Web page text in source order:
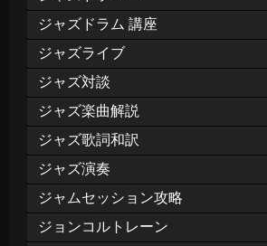
ジャズドラム 講座
ジャズライブ
ジャズ対談
ジャズ楽曲解説
ジャズ歌詞和訳
ジャズ演奏
ジャムセッション攻略
ジョンコルトレーン